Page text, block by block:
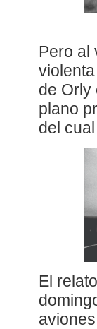
Pero al
de Orly
plano
del
El